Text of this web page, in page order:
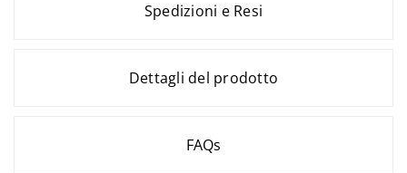
Spedizioni e Resi
Dettagli del prodotto
FAQs